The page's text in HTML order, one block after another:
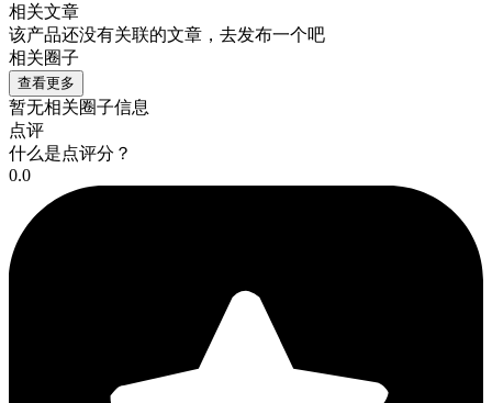
相关文章
该产品还没有关联的文章，去发布一个吧
相关圈子
查看更多
暂无相关圈子信息
点评
什么是点评分？
0.0